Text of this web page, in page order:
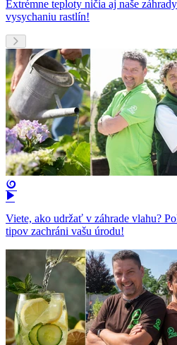
Extrémne teploty ničia aj naše
vysychaniu rastlín!
Viete, ako udržať v záhrade vlahu?
tipov zachráni vašu úrodu!